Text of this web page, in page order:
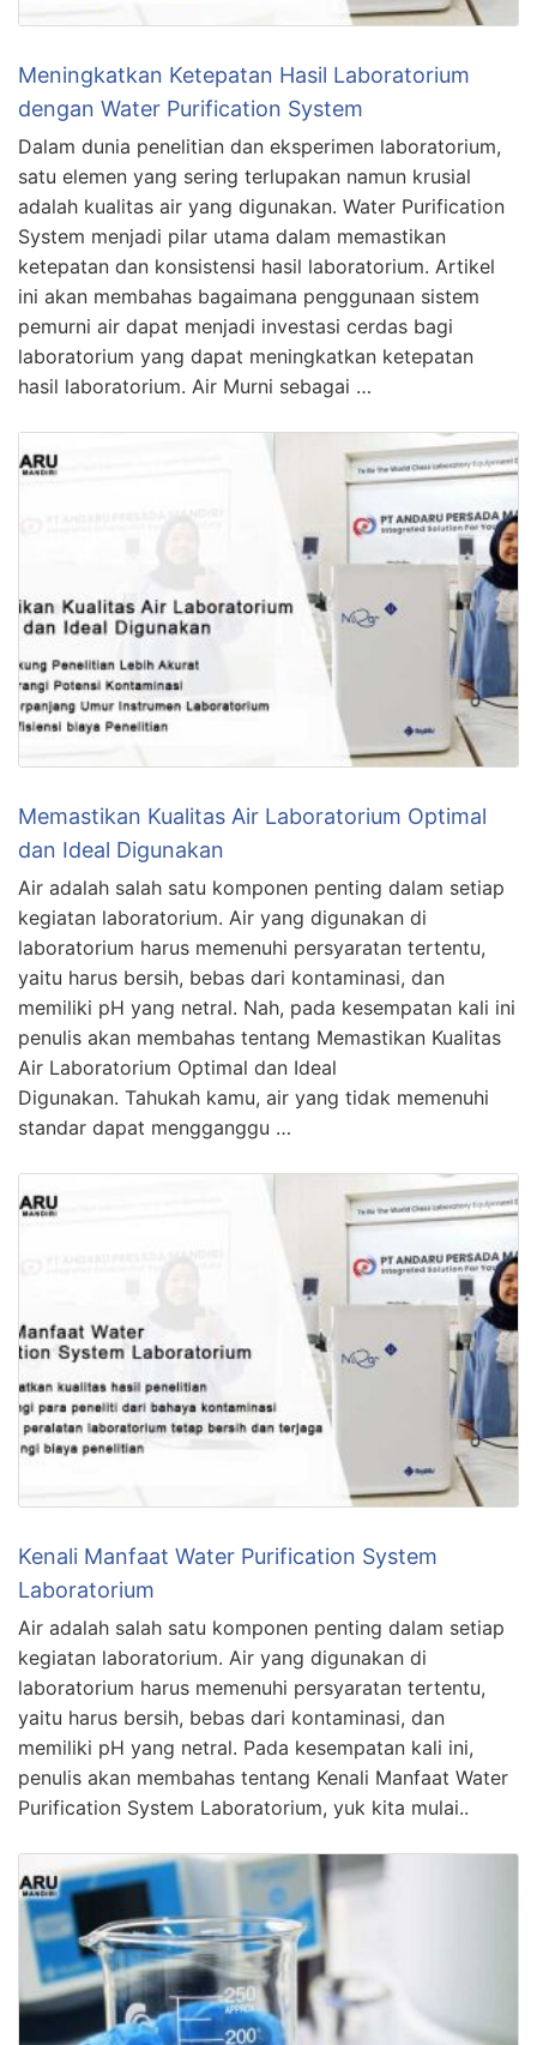
Meningkatkan Ketepatan Hasil Laboratorium
dengan Water Purification System
Dalam dunia penelitian dan eksperimen laboratorium,
satu elemen yang sering terlupakan namun krusial
adalah kualitas air yang digunakan. Water Purification
System menjadi pilar utama dalam memastikan
ketepatan dan konsistensi hasil laboratorium. Artikel
ini akan membahas bagaimana penggunaan sistem
pemurni air dapat menjadi investasi cerdas bagi
laboratorium yang dapat meningkatkan ketepatan
hasil laboratorium. Air Murni sebagai …
Memastikan Kualitas Air Laboratorium Optimal
dan Ideal Digunakan
Air adalah salah satu komponen penting dalam setiap
kegiatan laboratorium. Air yang digunakan di
laboratorium harus memenuhi persyaratan tertentu,
yaitu harus bersih, bebas dari kontaminasi, dan
memiliki pH yang netral. Nah, pada kesempatan kali ini
penulis akan membahas tentang Memastikan Kualitas
Air Laboratorium Optimal dan Ideal
Digunakan. Tahukah kamu, air yang tidak memenuhi
standar dapat mengganggu …
Kenali Manfaat Water Purification System
Laboratorium
Air adalah salah satu komponen penting dalam setiap
kegiatan laboratorium. Air yang digunakan di
laboratorium harus memenuhi persyaratan tertentu,
yaitu harus bersih, bebas dari kontaminasi, dan
memiliki pH yang netral. Pada kesempatan kali ini,
penulis akan membahas tentang Kenali Manfaat Water
Purification System Laboratorium, yuk kita mulai..